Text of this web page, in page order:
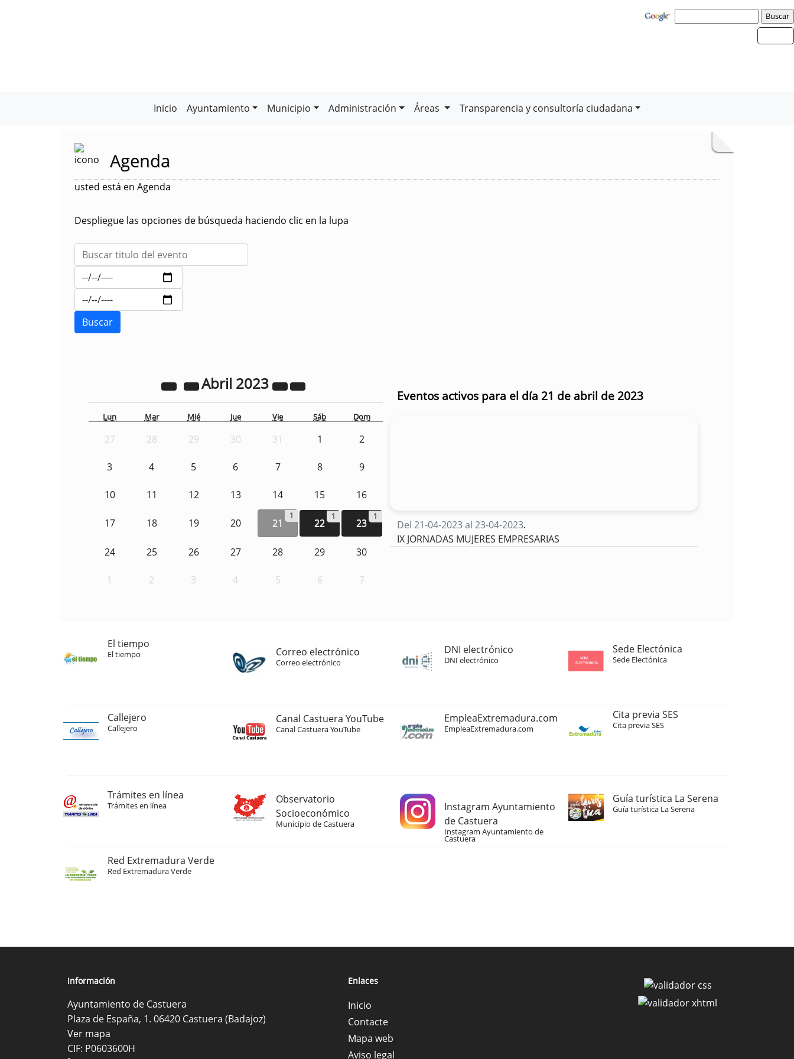
Inicio Ayuntamiento Municipio Administración Áreas Transparencia y consultoría ciudadana
Agenda
usted está en Agenda
Despliegue las opciones de búsqueda haciendo clic en la lupa
Abril 2023
Lun Mar Mié Jue Vie Sáb Dom
27 28 29 30 31 1 2
3 4 5 6 7 8 9
10 11 12 13 14 15 16
17 18 19 20 21
1
22
1
23
1
24 25 26 27 28 29 30
1 2 3 4 5 6 7
Eventos activos para el día 21 de abril de 2023
Del 21-04-2023 al 23-04-2023.
IX JORNADAS MUJERES EMPRESARIAS
El tiempo
El tiempo Correo electrónico
Correo electrónico
DNI electrónico
DNI electrónico
Sede Electónica
Sede Electónica
Callejero
Callejero
Canal Castuera YouTube
Canal Castuera YouTube
EmpleaExtremadura.com
EmpleaExtremadura.com
Cita previa SES
Cita previa SES
Trámites en línea
Trámites en línea
Observatorio
Socioeconómico
Municipio de Castuera
Instagram Ayuntamiento
de Castuera
Instagram Ayuntamiento de
Castuera
Guía turística La Serena
Guía turística La Serena
Red Extremadura Verde
Red Extremadura Verde
Información
Ayuntamiento de Castuera
Plaza de España, 1. 06420 Castuera (Badajoz)
Ver mapa
CIF: P0603600H
Enlaces
Inicio
Contacte
Mapa web
Aviso legal